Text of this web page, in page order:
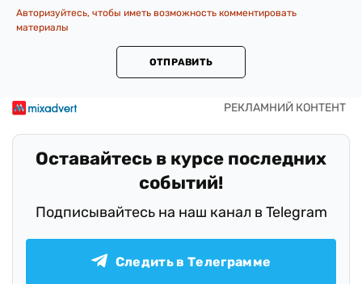
Авторизуйтесь, чтобы иметь возможность комментировать
материалы
ОТПРАВИТЬ
Оставайтесь в курсе последних
событий!
Подписывайтесь на наш канал в Telegram
Следить в Телеграмме